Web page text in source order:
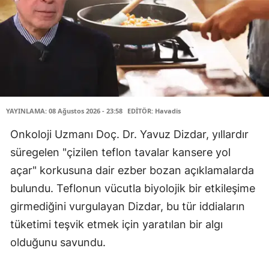
YAYINLAMA: 08 Ağustos 2026 - 23:58 EDİTÖR: Havadis
Onkoloji Uzmanı Doç. Dr. Yavuz Dizdar, yıllardır
süregelen "çizilen teflon tavalar kansere yol
açar" korkusuna dair ezber bozan açıklamalarda
bulundu. Teflonun vücutla biyolojik bir etkileşime
girmediğini vurgulayan Dizdar, bu tür iddiaların
tüketimi teşvik etmek için yaratılan bir algı
olduğunu savundu.